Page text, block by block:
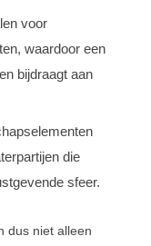
voor
waardoor een
bijdraagt aan
die
sfeer.
dus niet alleen